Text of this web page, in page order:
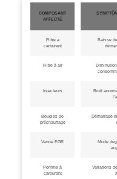
COMPOSANT
AFFECTÉ
Filtre à
carburant
Baisse
Filtre à air
Injecteurs
Bruit
Bougies de
préchauffage
Démarrage
Vanne EGR
Mode
Pomme à
carburant
Variations